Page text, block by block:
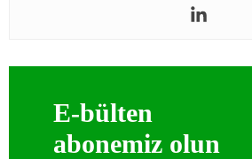
E-bülten
abonemiz olun